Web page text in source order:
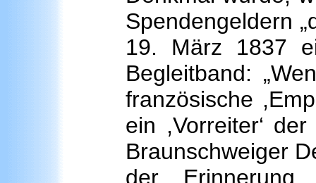
Spendengeldern
19. März 1837
Begleitband:
französische
ein ,Vorreiter‘
Braunschweiger
der